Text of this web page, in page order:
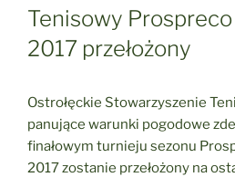
W
Tenisowy
2017 przełożony
Ostrołęckie Stowarzyszenie
panujące warunki pogodowe
finałowym turnieju sezonu
2017 zostanie przełożony na